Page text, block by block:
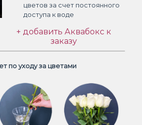
цветов за счет постоянного
доступа к воде
+ добавить Аквабокс к
заказу
по уходу за цветами